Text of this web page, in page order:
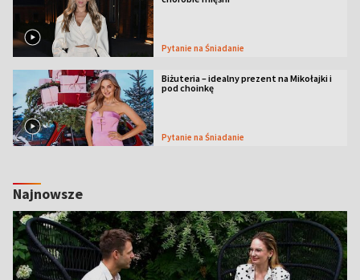
Pytanie na Śniadanie
Biżuteria – idealny prezent na Mikołajki i
pod choinkę
Pytanie na Śniadanie
Najnowsze